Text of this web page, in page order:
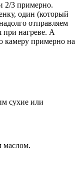
2/3 примерно.
один (который
отправляем
при нагреве. А
камеру примерно на
сухие или
маслом.